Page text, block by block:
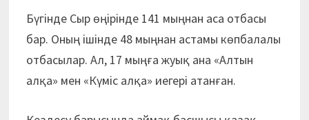
Бүгінде Сыр өңірінде 141 мыңнан аса отбасы
бар. Оның ішінде 48 мыңнан астамы көпбалалы
отбасылар. Ал, 17 мыңға жуық ана «Алтын
алқа» мен «Күміс алқа» иегері атанған.